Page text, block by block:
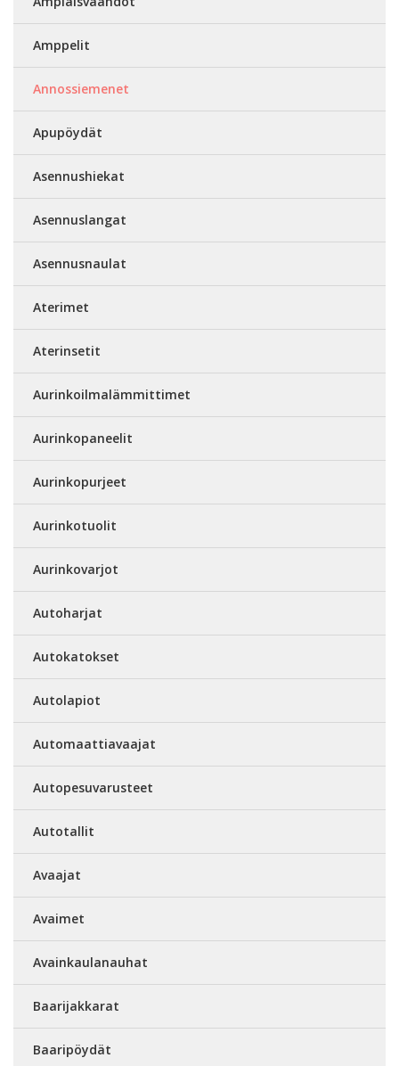
Amppelit
Annossiemenet
Apupöydät
Asennushiekat
Asennuslangat
Asennusnaulat
Aterimet
Aterinsetit
Aurinkoilmalämmittimet
Aurinkopaneelit
Aurinkopurjeet
Aurinkotuolit
Aurinkovarjot
Autoharjat
Autokatokset
Autolapiot
Automaattiavaajat
Autopesuvarusteet
Autotallit
Avaajat
Avaimet
Avainkaulanauhat
Baarijakkarat
Baaripöydät